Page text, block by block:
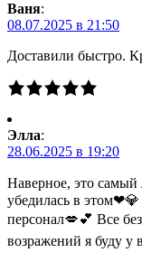
Ваня:
08.07.2025 в 21:50
Доставили быстро.
Элла:
28.06.2025 в 19:20
Наверное, это
убедилась в
персонал💋💕 Все
возражений я буду у